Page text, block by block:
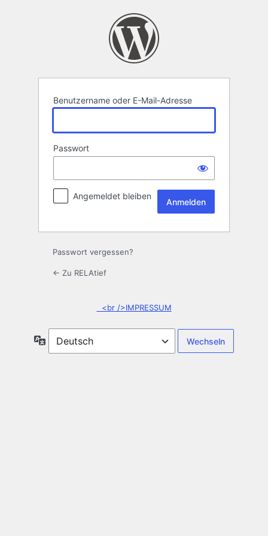
Benutzername oder E-Mail-Adresse
Passwort
Angemeldet bleiben
Passwort vergessen?
← Zu RELAtief
<br />IMPRESSUM
Sprache